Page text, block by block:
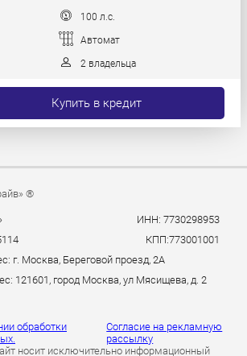
100 л.с.
Автомат
2 владельца
Купить в кредит
®
ИНН: 7730298953
КПП:773001001
г. Москва, Береговой проезд, 2А
121601, город Москва, ул Мясищева, д. 2
обработки
Согласие на рекламную
рассылку
носит исключительно информационный